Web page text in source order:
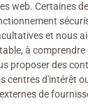
Boba Fett
9,99 €
web. Certaines
et nous
à
proposer des
centres d'intérêt
de